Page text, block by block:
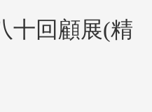
十回顧展(精